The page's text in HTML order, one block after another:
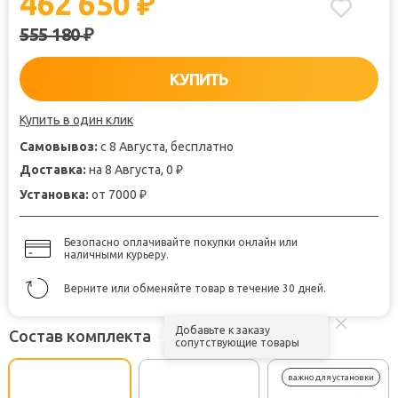
555 180₽
КУПИТЬ
Купить в один клик
Самовывоз: с 8 Августа, бесплатно
Доставка: на 8 Августа, 0 ₽
Установка: от 7000 ₽
Безопасно оплачивайте покупки онлайн или
наличными курьеру.
Верните или обменяйте товар в течение 30 дней.
Состав комплекта
Добавьте к заказу
сопутствующие товары